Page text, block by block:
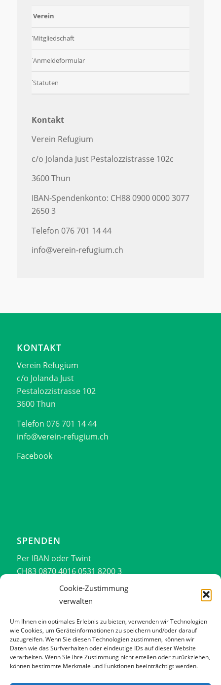
Cookie-Zustimmung
verwalten
Um Ihnen ein optimales Erlebnis zu bieten, verwenden wir Technologien
wie Cookies, um Geräteinformationen zu speichern und/oder darauf
zuzugreifen. Wenn Sie diesen Technologien zustimmen, können wir
Daten wie das Surfverhalten oder eindeutige IDs auf dieser Website
verarbeiten. Wenn Sie ihre Zustimmung nicht erteilen oder zurückziehen,
können bestimmte Merkmale und Funktionen beeinträchtigt werden.
Verein
Mitgliedschaft
Anmeldeformular
Statuten
Kontakt
Verein Refugium
c/o Jolanda Just Pestalozzistrasse 102c
3600 Thun
IBAN-Spendenkonto: CH88 0900 0000 3077
2650 3
Telefon 076 701 14 44
info@verein-refugium.ch
KONTAKT
Verein Refugium
c/o Jolanda Just
Pestalozzistrasse 102
3600 Thun
Telefon 076 701 14 44
info@verein-refugium.ch
Facebook
SPENDEN
Per IBAN oder Twint
CH83 0870 4016 0531 8200 3
076 701 14 44
Vielen Dank!!!
Impressum
Datenschutzerklärung